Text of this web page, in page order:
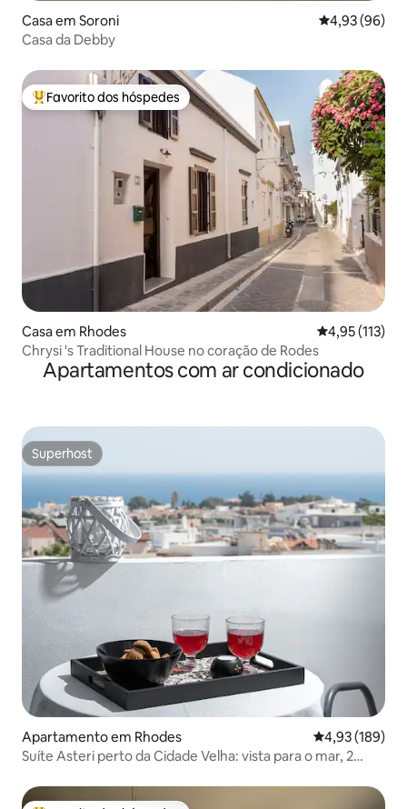
Casa em Soroni Classificação
4,93 (96)
Casa da Debby
Favoritos dos hóspedes mais apreciados
Favorito dos hóspedes
Casa em Rhodes Classificação
4,95 (113)
Chrysi 's Traditional House no coração de Rodes
Apartamentos com ar condicionado
Superhost
Superhost
Apartamento em Rhodes Classificação
4,93 (189)
Suíte Asteri perto da Cidade Velha: vista para o mar, 2